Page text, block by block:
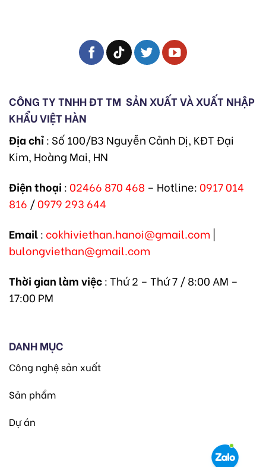
CÔNG TY TNHH ĐT TM SẢN XUẤT VÀ XUẤT NHẬP
KHẨU VIỆT HÀN
Địa chỉ: Số 100/B3 Nguyễn Cảnh Dị, KĐT Đại
Kim, Hoàng Mai, HN
Điện thoại : 02466 870 468 – Hotline: 0917 014
816 /0979 293 644
Email: cokhiviethan.hanoi@gmail.com
bulongviethan@gmail.com
Thời gian làm việc: Thứ 2 – Thứ 7 / 8:00 AM –
17:00 PM
DANH MỤC
Công nghệ sản xuất
Sản phẩm
Dự án